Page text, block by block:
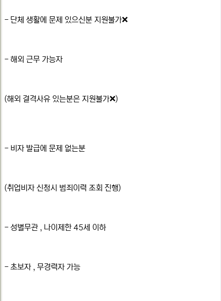
- 단체 생활에 문제 있으신분 지원불가❌
- 해외 근무 가능자
(해외 결격사유 있는분은 지원불가❌)
- 비자 발급에 문제 없는분
(취업비자 신청시 범죄이력 조회 진행)
- 성별무관 , 나이제한 45세 이하
- 초보자 , 무경력자 가능